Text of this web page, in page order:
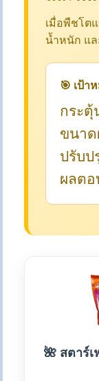
เมื่อพืชโต
น้ำหนัก แ
🎯 เป้
กระตุ้
ขนา
ปรับป
ผลต
🌺 สตาร์เ